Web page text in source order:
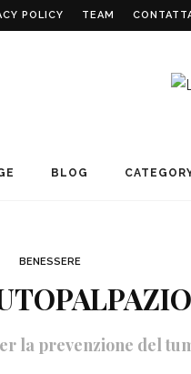
POLICY TEAM
BLOG
BENESSERE
la prevenzione del